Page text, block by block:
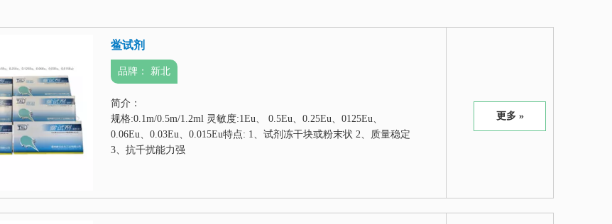
鲎试剂
品牌： 新北
简介：
规格:0.1m/0.5m/1.2ml 灵敏度:1Eu、 0.5Eu、0.25Eu、0125Eu、
0.06Eu、0.03Eu、0.015Eu特点: 1、试剂冻干块或粉末状 2、质量稳定
3、抗千扰能力强
更多 »